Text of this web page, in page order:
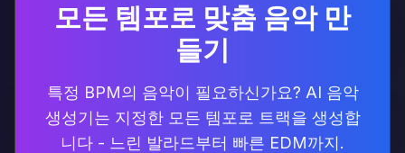
모든 템포로 맞춤 음악 만
들기
특정 BPM의 음악이 필요하신가요? AI 음악
생성기는 지정한 모든 템포로 트랙을 생성합
니다 - 느린 발라드부터 빠른 EDM까지.